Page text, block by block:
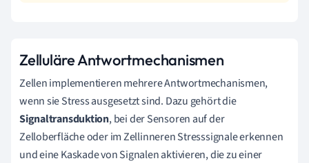
Zelluläre Antwortmechanismen
Zellen implementieren mehrere Antwortmechanismen,
wenn sie Stress ausgesetzt sind. Dazu gehört die
Signaltransduktion, bei der Sensoren auf der
Zelloberfläche oder im Zellinneren Stresssignale erkennen
und eine Kaskade von Signalen aktivieren, die zu einer